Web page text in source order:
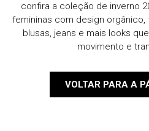
confira a coleção de inverno
femininas com design orgânico,
blusas, jeans e mais looks
movimento e
VOLTAR PARA A